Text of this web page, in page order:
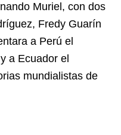
Muriel, con dos
Fredy Guarín
a Perú el
a Ecuador el
mundialistas de